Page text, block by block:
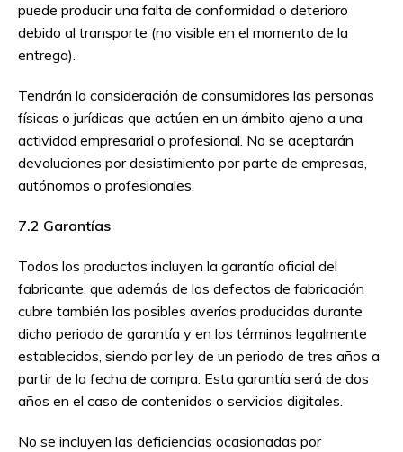
puede producir una falta de conformidad o deterioro
debido al transporte (no visible en el momento de la
entrega).
Tendrán la consideración de consumidores las personas
físicas o jurídicas que actúen en un ámbito ajeno a una
actividad empresarial o profesional. No se aceptarán
devoluciones por desistimiento por parte de empresas,
autónomos o profesionales.
7.2 Garantías
Todos los productos incluyen la garantía oficial del
fabricante, que además de los defectos de fabricación
cubre también las posibles averías producidas durante
dicho periodo de garantía y en los términos legalmente
establecidos, siendo por ley de un periodo de tres años a
partir de la fecha de compra. Esta garantía será de dos
años en el caso de contenidos o servicios digitales.
No se incluyen las deficiencias ocasionadas por